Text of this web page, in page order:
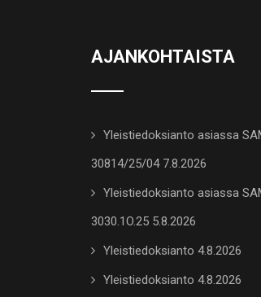
AJANKOHTAISTA
Yleistiedoksianto asiassa
30814/25/04 7.8.2026
Yleistiedoksianto asiassa
3030.1O.25 5.8.2026
Yleistiedoksianto 4.8.2026
Yleistiedoksianto 4.8.2026